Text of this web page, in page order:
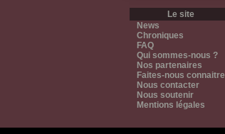
Le site
News
Chroniques
FAQ
Qui sommes-nous ?
Nos partenaires
Faites-nous connaitre
Nous contacter
Nous soutenir
Mentions légales